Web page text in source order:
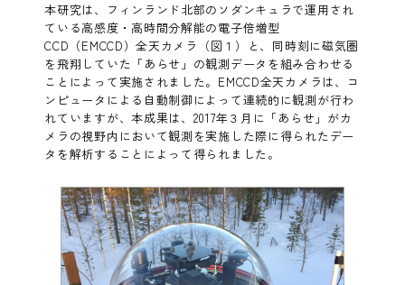
本研究は、フィンランド北部のソダンキュラで運用され
ている高感度・高時間分解能の電子倍増型
CCD（EMCCD）全天カメラ（図１）と、同時刻に磁気圏
を飛翔していた「あらせ」の観測データを組み合わせる
ことによって実施されました。EMCCD全天カメラは、コ
ンピュータによる自動制御によって連続的に観測が行わ
れていますが、本成果は、2017年３月に「あらせ」がカ
メラの視野内において観測を実施した際に得られたデー
タを解析することによって得られました。